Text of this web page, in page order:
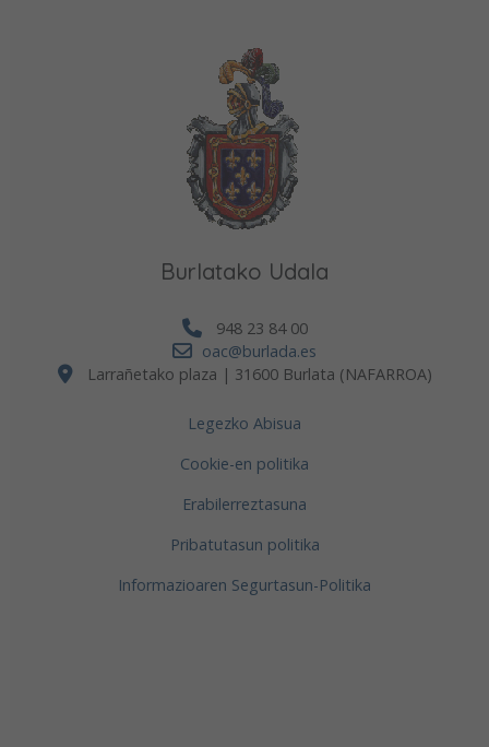
Burlatako Udala
948 23 84 00
oac@burlada.es
Larrañetako plaza | 31600 Burlata (NAFARROA)
Legezko Abisua
Cookie-en politika
Erabilerreztasuna
Pribatutasun politika
Informazioaren Segurtasun-Politika